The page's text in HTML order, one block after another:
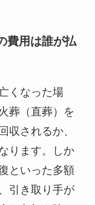
費用は誰が払
くなった場
葬（直葬）を
収されるか、
ります。しか
といった多額
引き取り手が